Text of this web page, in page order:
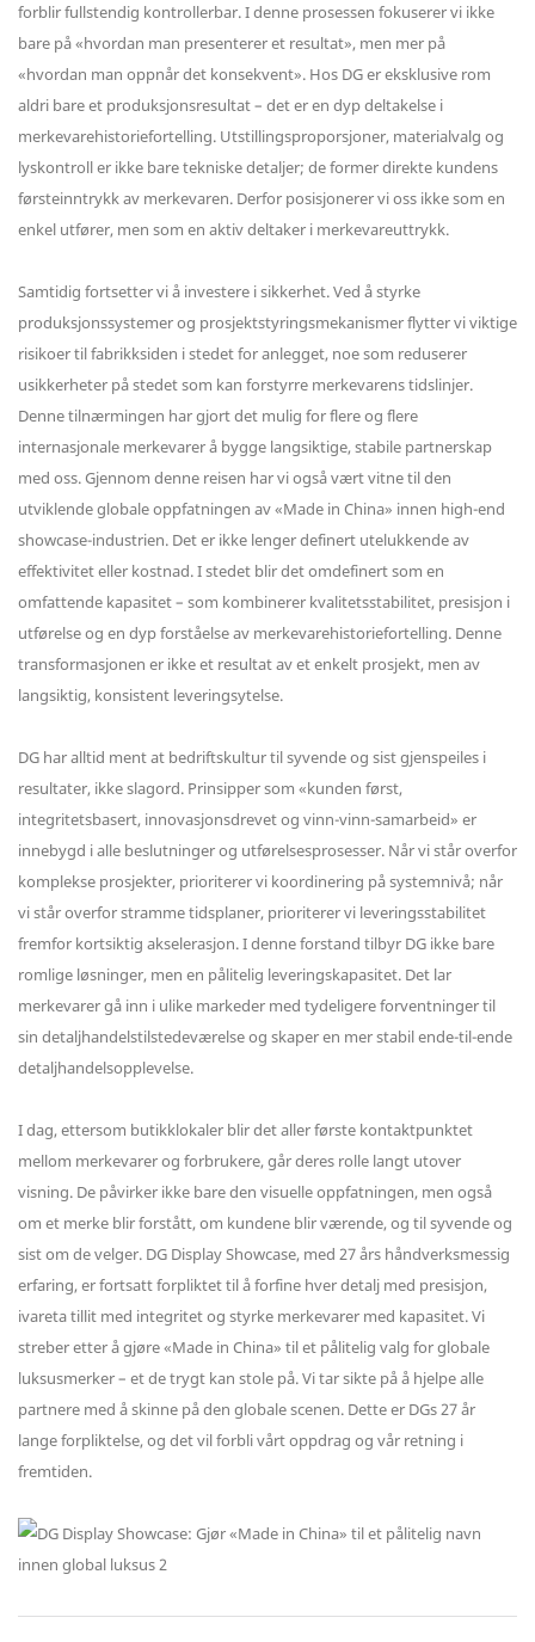
forblir fullstendig kontrollerbar. I denne prosessen fokuserer vi ikke
bare på «hvordan man presenterer et resultat», men mer på
«hvordan man oppnår det konsekvent». Hos DG er eksklusive rom
aldri bare et produksjonsresultat – det er en dyp deltakelse i
merkevarehistoriefortelling. Utstillingsproporsjoner, materialvalg og
lyskontroll er ikke bare tekniske detaljer; de former direkte kundens
førsteinntrykk av merkevaren. Derfor posisjonerer vi oss ikke som en
enkel utfører, men som en aktiv deltaker i merkevareuttrykk.
Samtidig fortsetter vi å investere i sikkerhet. Ved å styrke
produksjonssystemer og prosjektstyringsmekanismer flytter vi viktige
risikoer til fabrikksiden i stedet for anlegget, noe som reduserer
usikkerheter på stedet som kan forstyrre merkevarens tidslinjer.
Denne tilnærmingen har gjort det mulig for flere og flere
internasjonale merkevarer å bygge langsiktige, stabile partnerskap
med oss. Gjennom denne reisen har vi også vært vitne til den
utviklende globale oppfatningen av «Made in China» innen high-end
showcase-industrien. Det er ikke lenger definert utelukkende av
effektivitet eller kostnad. I stedet blir det omdefinert som en
omfattende kapasitet – som kombinerer kvalitetsstabilitet, presisjon i
utførelse og en dyp forståelse av merkevarehistoriefortelling. Denne
transformasjonen er ikke et resultat av et enkelt prosjekt, men av
langsiktig, konsistent leveringsytelse.
DG har alltid ment at bedriftskultur til syvende og sist gjenspeiles i
resultater, ikke slagord. Prinsipper som «kunden først,
integritetsbasert, innovasjonsdrevet og vinn-vinn-samarbeid» er
innebygd i alle beslutninger og utførelsesprosesser. Når vi står overfor
komplekse prosjekter, prioriterer vi koordinering på systemnivå; når
vi står overfor stramme tidsplaner, prioriterer vi leveringsstabilitet
fremfor kortsiktig akselerasjon. I denne forstand tilbyr DG ikke bare
romlige løsninger, men en pålitelig leveringskapasitet. Det lar
merkevarer gå inn i ulike markeder med tydeligere forventninger til
sin detaljhandelstilstedeværelse og skaper en mer stabil ende-til-ende
detaljhandelsopplevelse.
I dag, ettersom butikklokaler blir det aller første kontaktpunktet
mellom merkevarer og forbrukere, går deres rolle langt utover
visning. De påvirker ikke bare den visuelle oppfatningen, men også
om et merke blir forstått, om kundene blir værende, og til syvende og
sist om de velger. DG Display Showcase, med 27 års håndverksmessig
erfaring, er fortsatt forpliktet til å forfine hver detalj med presisjon,
ivareta tillit med integritet og styrke merkevarer med kapasitet. Vi
streber etter å gjøre «Made in China» til et pålitelig valg for globale
luksusmerker – et de trygt kan stole på. Vi tar sikte på å hjelpe alle
partnere med å skinne på den globale scenen. Dette er DGs 27 år
lange forpliktelse, og det vil forbli vårt oppdrag og vår retning i
fremtiden.